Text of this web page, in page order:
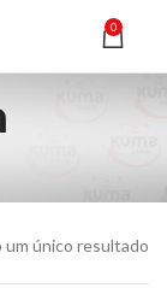
0
um único resultado